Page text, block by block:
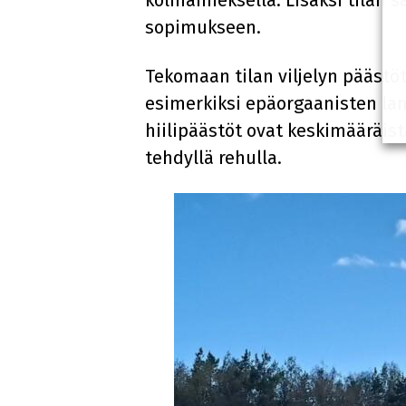
sopimukseen.
Tekomaan tilan viljelyn
esimerkiksi epäorgaanisten
hiilipäästöt ovat
tehdyllä rehulla.